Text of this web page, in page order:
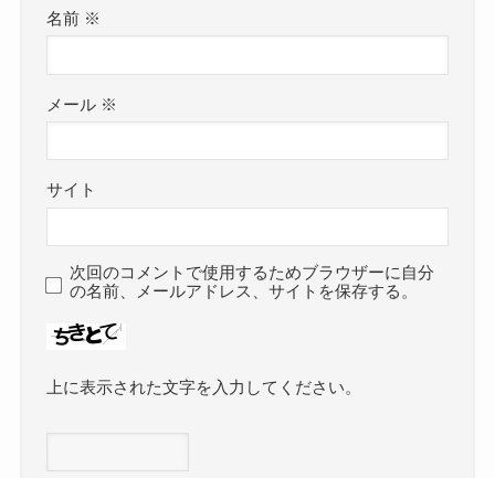
名前 ※
メール ※
サイト
次回のコメントで使用するためブラウザーに自分
の名前、メールアドレス、サイトを保存する。
上に表示された文字を入力してください。